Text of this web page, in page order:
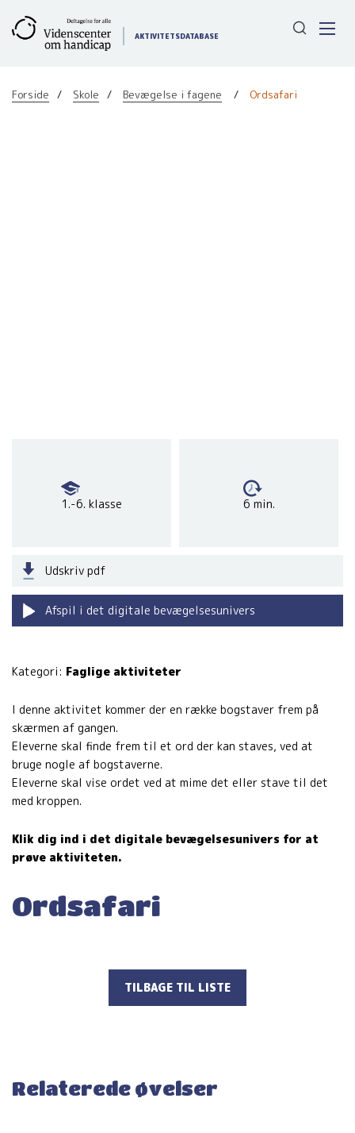
til
indhold
AKTIVITETSDATABASE
Forside Skole Bevægelse i fagene Ordsafari
1.-6. klasse 6 min.
Udskriv pdf
Afspil i det digitale bevægelsesunivers
Kategori: Faglige aktiviteter
I denne aktivitet kommer der en række bogstaver frem på
skærmen af gangen.
Eleverne skal finde frem til et ord der kan staves, ved at
bruge nogle af bogstaverne.
Eleverne skal vise ordet ved at mime det eller stave til det
med kroppen.
Klik dig ind i det digitale bevægelsesunivers for at
prøve aktiviteten.
Ordsafari
TILBAGE TIL LISTE
Relaterede øvelser